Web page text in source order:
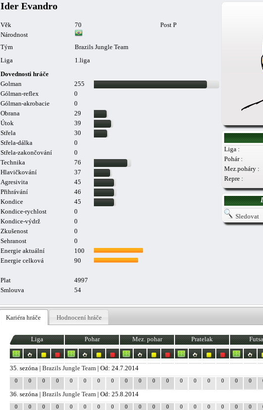
Ider Evandro
Věk 70
Post P
Národnost
Tým
Brazils Jungle Team
Liga
1.liga
Dovednosti hráče
Golman
255
Gólman-reflex
0
Gólman-akrobacie
0
Obrana
29
Útok
39
Střela
30
Střela-dálka
0
Střela-zakončování
0
Technika
76
Hlavičkování
37
Agresivita
45
Přihrávání
46
Kondice
45
Kondice-rychlost
0
Kondice-výdrž
0
Zkušenost
0
Sehranost
0
Energie aktuální
100
Energie celková
90
Plat
4997
Smlouva
54
Liga :
Pohár :
Mez.poháry :
Repre :
Sledovat
Kariéra hráče Hodnocení hráče
Liga Pohar Mez. pohar Pratelak
35. sezóna |Brazils Jungle Team | Od: 24.7.2014
0 0 0 0 0 0 0 0 0 0 0 0 0 0 0 0 0 0
36. sezóna |Brazils Jungle Team | Od: 25.8.2014
0 0 0 0 0 0 0 0 0 0 0 0 0 0 0 0 0 0